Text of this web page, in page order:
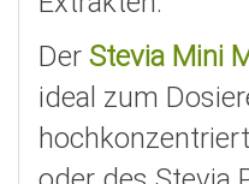
Der Stevia Mini
ideal zum